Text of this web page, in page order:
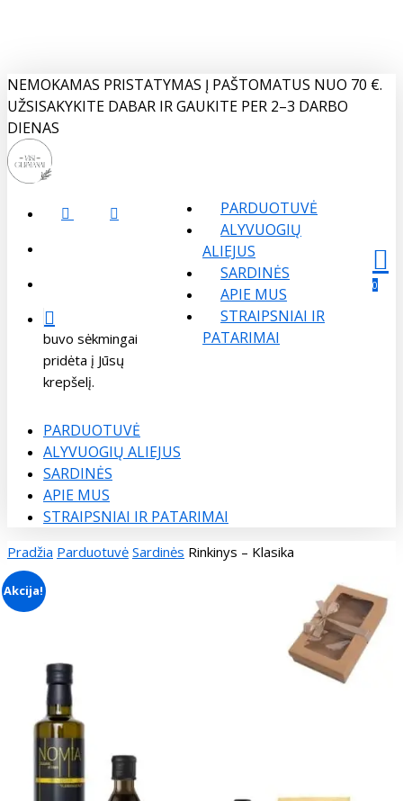
content
NEMOKAMAS PRISTATYMAS Į PAŠTOMATUS NUO 70 €.
UŽSISAKYKITE DABAR IR GAUKITE PER 2–3 DARBO
DIENAS
FACEBOOKINSTAGRAM
buvo sėkmingai
pridėta į Jūsų
krepšelį.
0
Menu
PARDUOTUVĖ
ALYVUOGIŲ
ALIEJUS
SARDINĖS
APIE MUS
STRAIPSNIAI IR
PATARIMAI
PARDUOTUVĖ
ALYVUOGIŲ ALIEJUS
SARDINĖS
APIE MUS
STRAIPSNIAI IR PATARIMAI
Pradžia Parduotuvė Sardinės Rinkinys – Klasika
Akcija!